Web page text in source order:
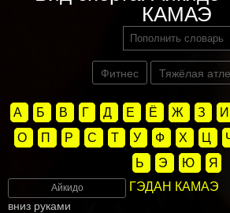
КАМАЭ
Пополнить словарь
Фитнес Тяжёлая
А Б В Г Д Е Ё Ж З И
О
П Р С Т У Ф Х Ц
Ь
Э Ю Я
Айкидо ГЭДАН КАМАЭ
вниз руками